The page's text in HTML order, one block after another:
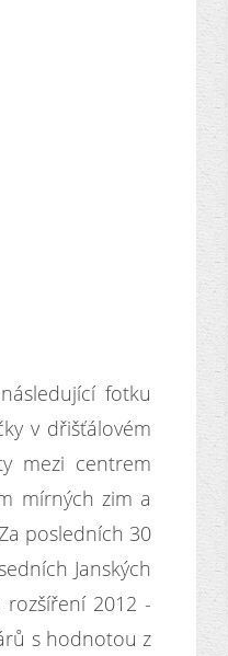
fotku
v dřišťálovém
mezi centrem
mírných zim a
posledních 30
Janských
2012 -
s hodnotou z